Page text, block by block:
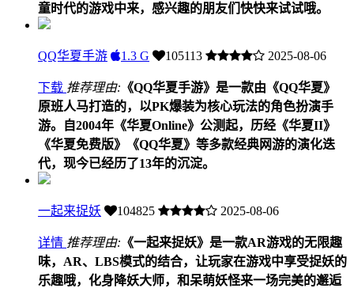
童时代的游戏中来，感兴趣的朋友们快快来试试哦。
QQ华夏手游 1.3 G 105113 2025-08-06
下载 推荐理由: 《QQ华夏手游》是一款由《QQ华夏》
原班人马打造的，以PK爆装为核心玩法的角色扮演手
游。自2004年《华夏Online》公测起，历经《华夏II》
《华夏免费版》《QQ华夏》等多款经典网游的演化迭
代，现今已经历了13年的沉淀。
一起来捉妖 104825 2025-08-06
详情 推荐理由: 《一起来捉妖》是一款AR游戏的无限趣
味，AR、LBS模式的结合，让玩家在游戏中享受捉妖的
乐趣哦，化身降妖大师，和呆萌妖怪来一场完美的邂逅